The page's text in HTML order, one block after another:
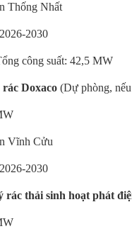
Thống Nhất
2030
công suất: 42,5 MW
rác Doxaco (Dự phòng,
Vĩnh Cửu
2030
rác thải sinh hoạt phát